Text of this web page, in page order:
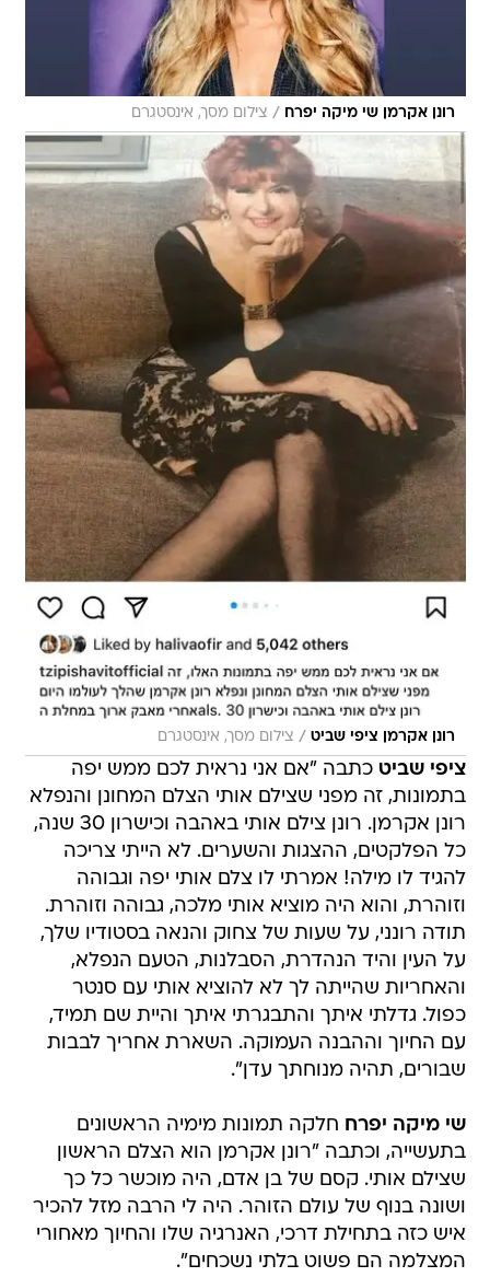
רונן אקרמן שי מיקה יפרח / צילום מסך, אינסטגרם
רונן אקרמן ציפי שביט / צילום מסך, אינסטגרם
ציפי שביט כתבה "אם אני נראית לכם ממש יפה
בתמונות, זה מפני שצילם אותי הצלם המחונן והנפלא
רונן אקרמן. רונן צילם אותי באהבה וכישרון 30 שנה,
כל הפלקטים, ההצגות והשערים. לא הייתי צריכה
להגיד לו מילה! אמרתי לו צלם אותי יפה וגבוהה
וזוהרת, והוא היה מוציא אותי מלכה, גבוהה וזוהרת.
תודה רונני, על שעות של צחוק והנאה בסטודיו שלך,
על העין והיד הנהדרת, הסבלנות, הטעם הנפלא,
והאחריות שהייתה לך לא להוציא אותי עם סנטר
כפול. גדלתי איתך והתבגרתי איתך והיית שם תמיד,
עם החיוך וההבנה העמוקה. השארת אחריך לבבות
שבורים, תהיה מנוחתך עדן".
שי מיקה יפרח חלקה תמונות מימיה הראשונים
בתעשייה, וכתבה "רונן אקרמן הוא הצלם הראשון
שצילם אותי. קסם של בן אדם, היה מוכשר כל כך
ושונה בנוף של עולם הזוהר. היה לי הרבה מזל להכיר
איש כזה בתחילת דרכי, האנרגיה שלו והחיוך מאחורי
המצלמה הם פשוט בלתי נשכחים".